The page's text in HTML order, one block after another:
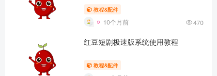
教程&配件
10个月前 470
红豆短剧极速版系统使用教程
教程&配件